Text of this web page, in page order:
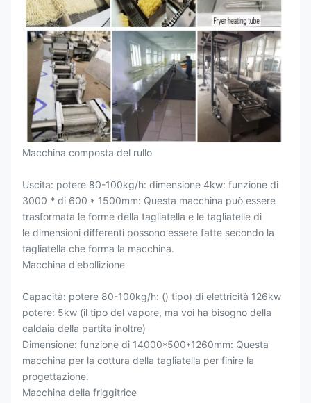
Macchina composta del rullo
Uscita: potere 80-100kg/h: dimensione 4kw: funzione di
3000 * di 600 * 1500mm: Questa macchina può essere
trasformata le forme della tagliatella e le tagliatelle di
le dimensioni differenti possono essere fatte secondo la
tagliatella che forma la macchina.
Macchina d'ebollizione
Capacità: potere 80-100kg/h: () tipo) di elettricità 126kw
potere: 5kw (il tipo del vapore, ma voi ha bisogno della
caldaia della partita inoltre)
Dimensione: funzione di 14000*500*1260mm: Questa
macchina per la cottura della tagliatella per finire la
progettazione.
Macchina della friggitrice